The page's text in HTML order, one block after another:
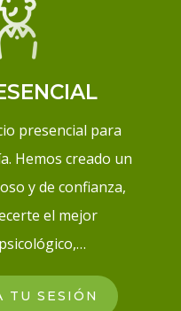
presencial para
Hemos creado un
y de confianza,
el mejor
TU SESIÓN